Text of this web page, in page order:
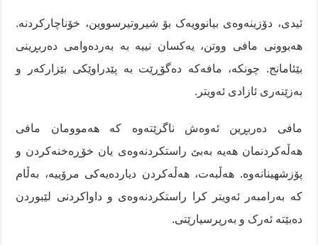
ئیدی، دۆزینەوەی بیانوویەک بۆ شیروتیرسووین، خۆناچارکردنە.
هەبوونی مافی ووتن، یەکسان نییە بە بەردەوامی دەربڕینی
بێئامانج. چونکە، مافەکە دەگۆڕێت بە پێدراوێکی بێزارکەر و
بەزێنەری ئازادی ئەویتر.
مافی دەربڕین ئەوەش ناگرێتەوە کە هەموومان مافی
هەڵەکردنمان هەیە بەبێ راستکردنەوەی یان خۆڕەخنەکردن و
پۆزشهینانەوە. هەڵبەت، هەڵەکردن دیاردەیەکی مرۆییە، بەڵام
کە بەرامبەر ئەویتر کرا راستکردنەوەی و داواکردنی لێبوردن
دەبێتە ئەرک و بەرپرسیارێتی.